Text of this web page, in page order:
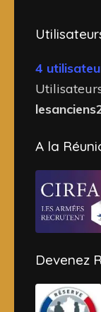
4
A la
Devenez